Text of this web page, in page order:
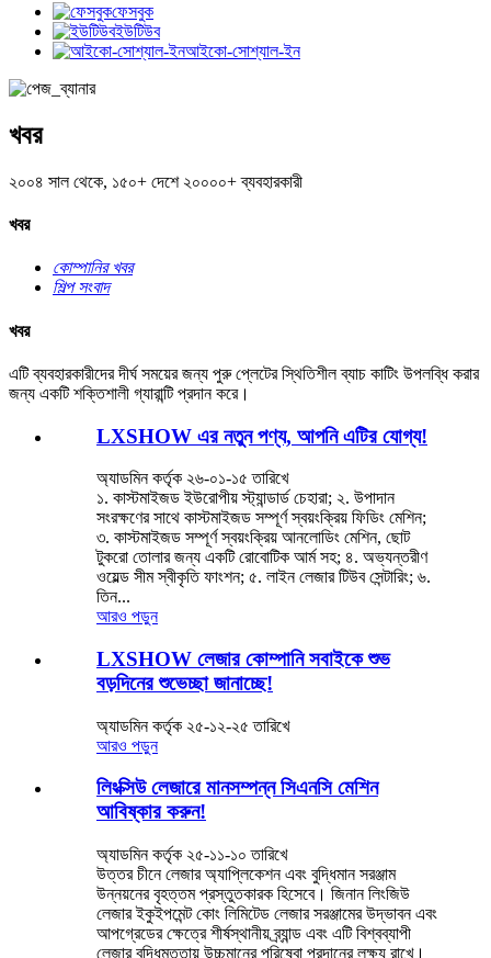
ফেসবুক
ইউটিউব
আইকো-সোশ্যাল-ইন
খবর
২০০৪ সাল থেকে, ১৫০+ দেশে ২০০০০+ ব্যবহারকারী
খবর
কোম্পানির খবর
শিল্প সংবাদ
খবর
এটি ব্যবহারকারীদের দীর্ঘ সময়ের জন্য পুরু প্লেটের স্থিতিশীল ব্যাচ কাটিং উপলব্ধি করার
জন্য একটি শক্তিশালী গ্যারান্টি প্রদান করে।
LXSHOW এর নতুন পণ্য, আপনি এটির যোগ্য!
অ্যাডমিন কর্তৃক ২৬-০১-১৫ তারিখে
১. কাস্টমাইজড ইউরোপীয় স্ট্যান্ডার্ড চেহারা; ২. উপাদান
সংরক্ষণের সাথে কাস্টমাইজড সম্পূর্ণ স্বয়ংক্রিয় ফিডিং মেশিন;
৩. কাস্টমাইজড সম্পূর্ণ স্বয়ংক্রিয় আনলোডিং মেশিন, ছোট
টুকরো তোলার জন্য একটি রোবোটিক আর্ম সহ; ৪. অভ্যন্তরীণ
ওয়েল্ড সীম স্বীকৃতি ফাংশন; ৫. লাইন লেজার টিউব সেন্টারিং; ৬.
তিন...
আরও পড়ুন
LXSHOW লেজার কোম্পানি সবাইকে শুভ
বড়দিনের শুভেচ্ছা জানাচ্ছে!
অ্যাডমিন কর্তৃক ২৫-১২-২৫ তারিখে
আরও পড়ুন
লিংক্সিউ লেজারে মানসম্পন্ন সিএনসি মেশিন
আবিষ্কার করুন!
অ্যাডমিন কর্তৃক ২৫-১১-১০ তারিখে
উত্তর চীনে লেজার অ্যাপ্লিকেশন এবং বুদ্ধিমান সরঞ্জাম
উন্নয়নের বৃহত্তম প্রস্তুতকারক হিসেবে। জিনান লিংজিউ
লেজার ইকুইপমেন্ট কোং লিমিটেড লেজার সরঞ্জামের উদ্ভাবন এবং
আপগ্রেডের ক্ষেত্রে শীর্ষস্থানীয় ব্র্যান্ড এবং এটি বিশ্বব্যাপী
লেজার বুদ্ধিমত্তায় উচ্চমানের পরিষেবা প্রদানের লক্ষ্য রাখে।